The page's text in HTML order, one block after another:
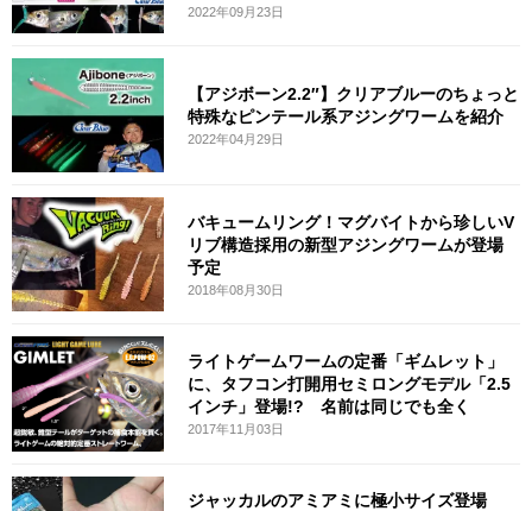
2022年09月23日
【アジボーン2.2″】クリアブルーのちょっと
特殊なピンテール系アジングワームを紹介
2022年04月29日
バキュームリング！マグバイトから珍しいV
リブ構造採用の新型アジングワームが登場
予定
2018年08月30日
ライトゲームワームの定番「ギムレット」
に、タフコン打開用セミロングモデル「2.5
インチ」登場!? 名前は同じでも全く
2017年11月03日
ジャッカルのアミアミに極小サイズ登場